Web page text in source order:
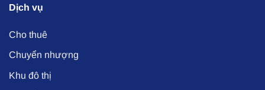
Dịch vụ
Cho thuê
Chuyển nhượng
Khu đô thị